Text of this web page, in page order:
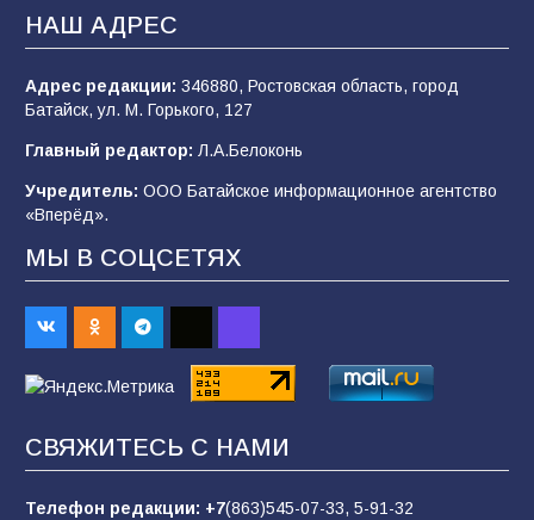
В Батайске продолжаются дорожные работы
100 04.08.2026
после выборов: в Госдуме дали ответ
94 06.08.2026
«Пургу нести — не поля переходить»: почему
заявления о мобилизации — это
пропагандистский вброс
01.08.2026
«Слухами Москву не возьмёшь»: почему
заявления Киева о мобилизации — это
отчаяние, а не разведка
НАШ АДРЕС
Адрес редакции: 346880, Ростовская область, город
Батайск, ул. М. Горького, 127
Главный редактор: Л.А.Белоконь
Учредитель: ООО Батайское информационное агентство
«Вперёд».
МЫ В СОЦСЕТЯХ
СВЯЖИТЕСЬ С НАМИ
Телефон редакции: +7(863)545-07-33, 5-91-32